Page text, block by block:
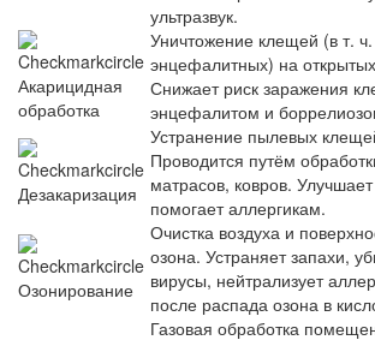
ультразвук.
Акарицидная
обработка
Уничтожение клещей (в т.
энцефалитных) на
Снижает риск заражения
энцефалитом и
Дезакаризация
Устранение пылевых
Проводится путём
матрасов, ковров.
помогает аллергикам.
Озонирование
Очистка воздуха и
озона. Устраняет запахи,
вирусы, нейтрализует
после распада озона в
Газовая обработка